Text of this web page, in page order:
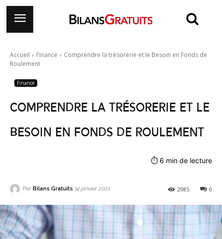
Accueil Finance
Comprendre la trésorerie et le Besoin en Fonds de
Roulement
Finance
Comprendre la trésorerie et le
Besoin en Fonds de Roulement
⏱ 6 min de lecture
Par Bilans Gratuits 14 janvier 2021 0
2985